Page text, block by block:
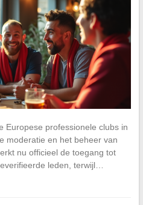
Europese professionele clubs in
moderatie en het beheer van
nu officieel de toegang tot
leden, terwijl…